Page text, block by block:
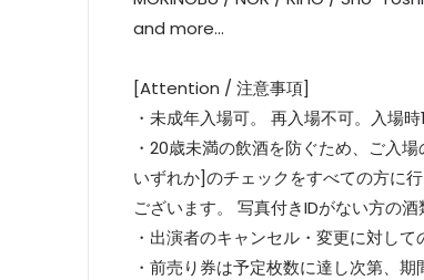
and more...
[Attention / 注意事項]
・未成年入場可。 再入場不可。入場時
・20歳未満の飲酒を防ぐため、ご入
いずれか]のチェックをすべての方に
ございます。 写真付きIDがない方の
・出演者のキャンセル・変更に対し
・前売り券は予定枚数に達し次第、